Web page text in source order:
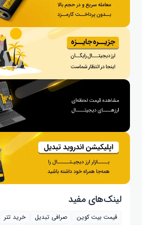
لینک‌های مفید
قیمت بیت کوین صرافی تبدیل
خرید تتر